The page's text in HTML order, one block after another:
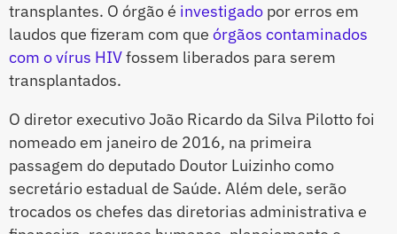
transplantes. O órgão é investigado por erros em
laudos que fizeram com que órgãos contaminados
com o vírus HIVfossem liberados para serem
transplantados.
O diretor executivo João Ricardo da Silva Pilotto foi
nomeado em janeiro de 2016, na primeira
passagem do deputado Doutor Luizinho como
secretário estadual de Saúde. Além dele, serão
trocados os chefes das diretorias administrativa e